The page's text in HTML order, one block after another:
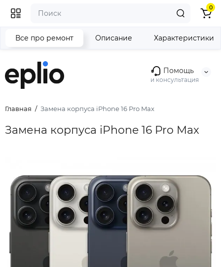
Помощь
и консультация
0
Главная Замена корпуса iPhone 16 Pro Max
Замена корпуса iPhone 16 Pro Max
Все про ремонт Описание Характеристики